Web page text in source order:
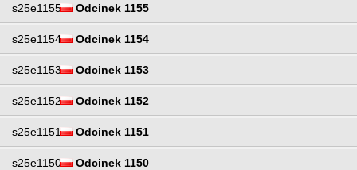
s25e1155 Odcinek 1155
s25e1154 Odcinek 1154
s25e1153 Odcinek 1153
s25e1152 Odcinek 1152
s25e1151 Odcinek 1151
s25e1150 Odcinek 1150